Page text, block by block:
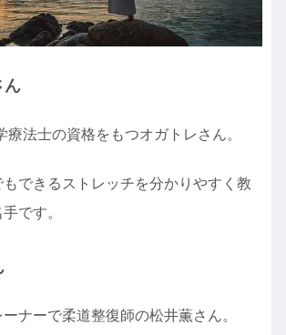
ん
療法士の資格をもつオガトレさん。
できるストレッチを分かりやすく教
です。
ナーで柔道整復師の松井薫さん。